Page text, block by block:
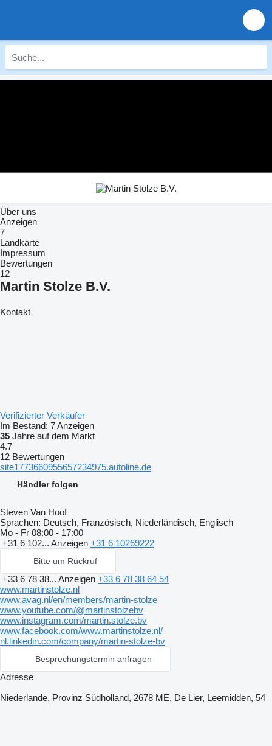
Über uns
Anzeigen
7
Landkarte
Impressum
Bewertungen
12
Martin Stolze B.V.
Kontakt
Verifizierter Verkäufer
Im Bestand: 7 Anzeigen
35 Jahre auf dem Markt
4.7
12 Bewertungen
site1773660955657234975.autoline.de
Händler folgen
Steven Van Hoof
Sprachen: Deutsch, Französisch, Niederländisch, Englisch
Mo - Fr 08:00 - 17:00
+31 6 102... Anzeigen +31 6 10269222
Bitte um Rückruf
+33 6 78 38... Anzeigen +33 6 78 38 64 54
www.martinstolze.nl
www.avag.nl/en/members/martin-stolze
www.youtube.com/@martinstolzebv
www.instagram.com/martin.stolze.bv
www.facebook.com/www.martinstolze.nl/
nl.linkedin.com/company/martin‑stolze‑bv
Besprechungstermin anfragen
Adresse
Niederlande, Provinz Südholland, 2678 ME, De Lier, Leemidden, 54